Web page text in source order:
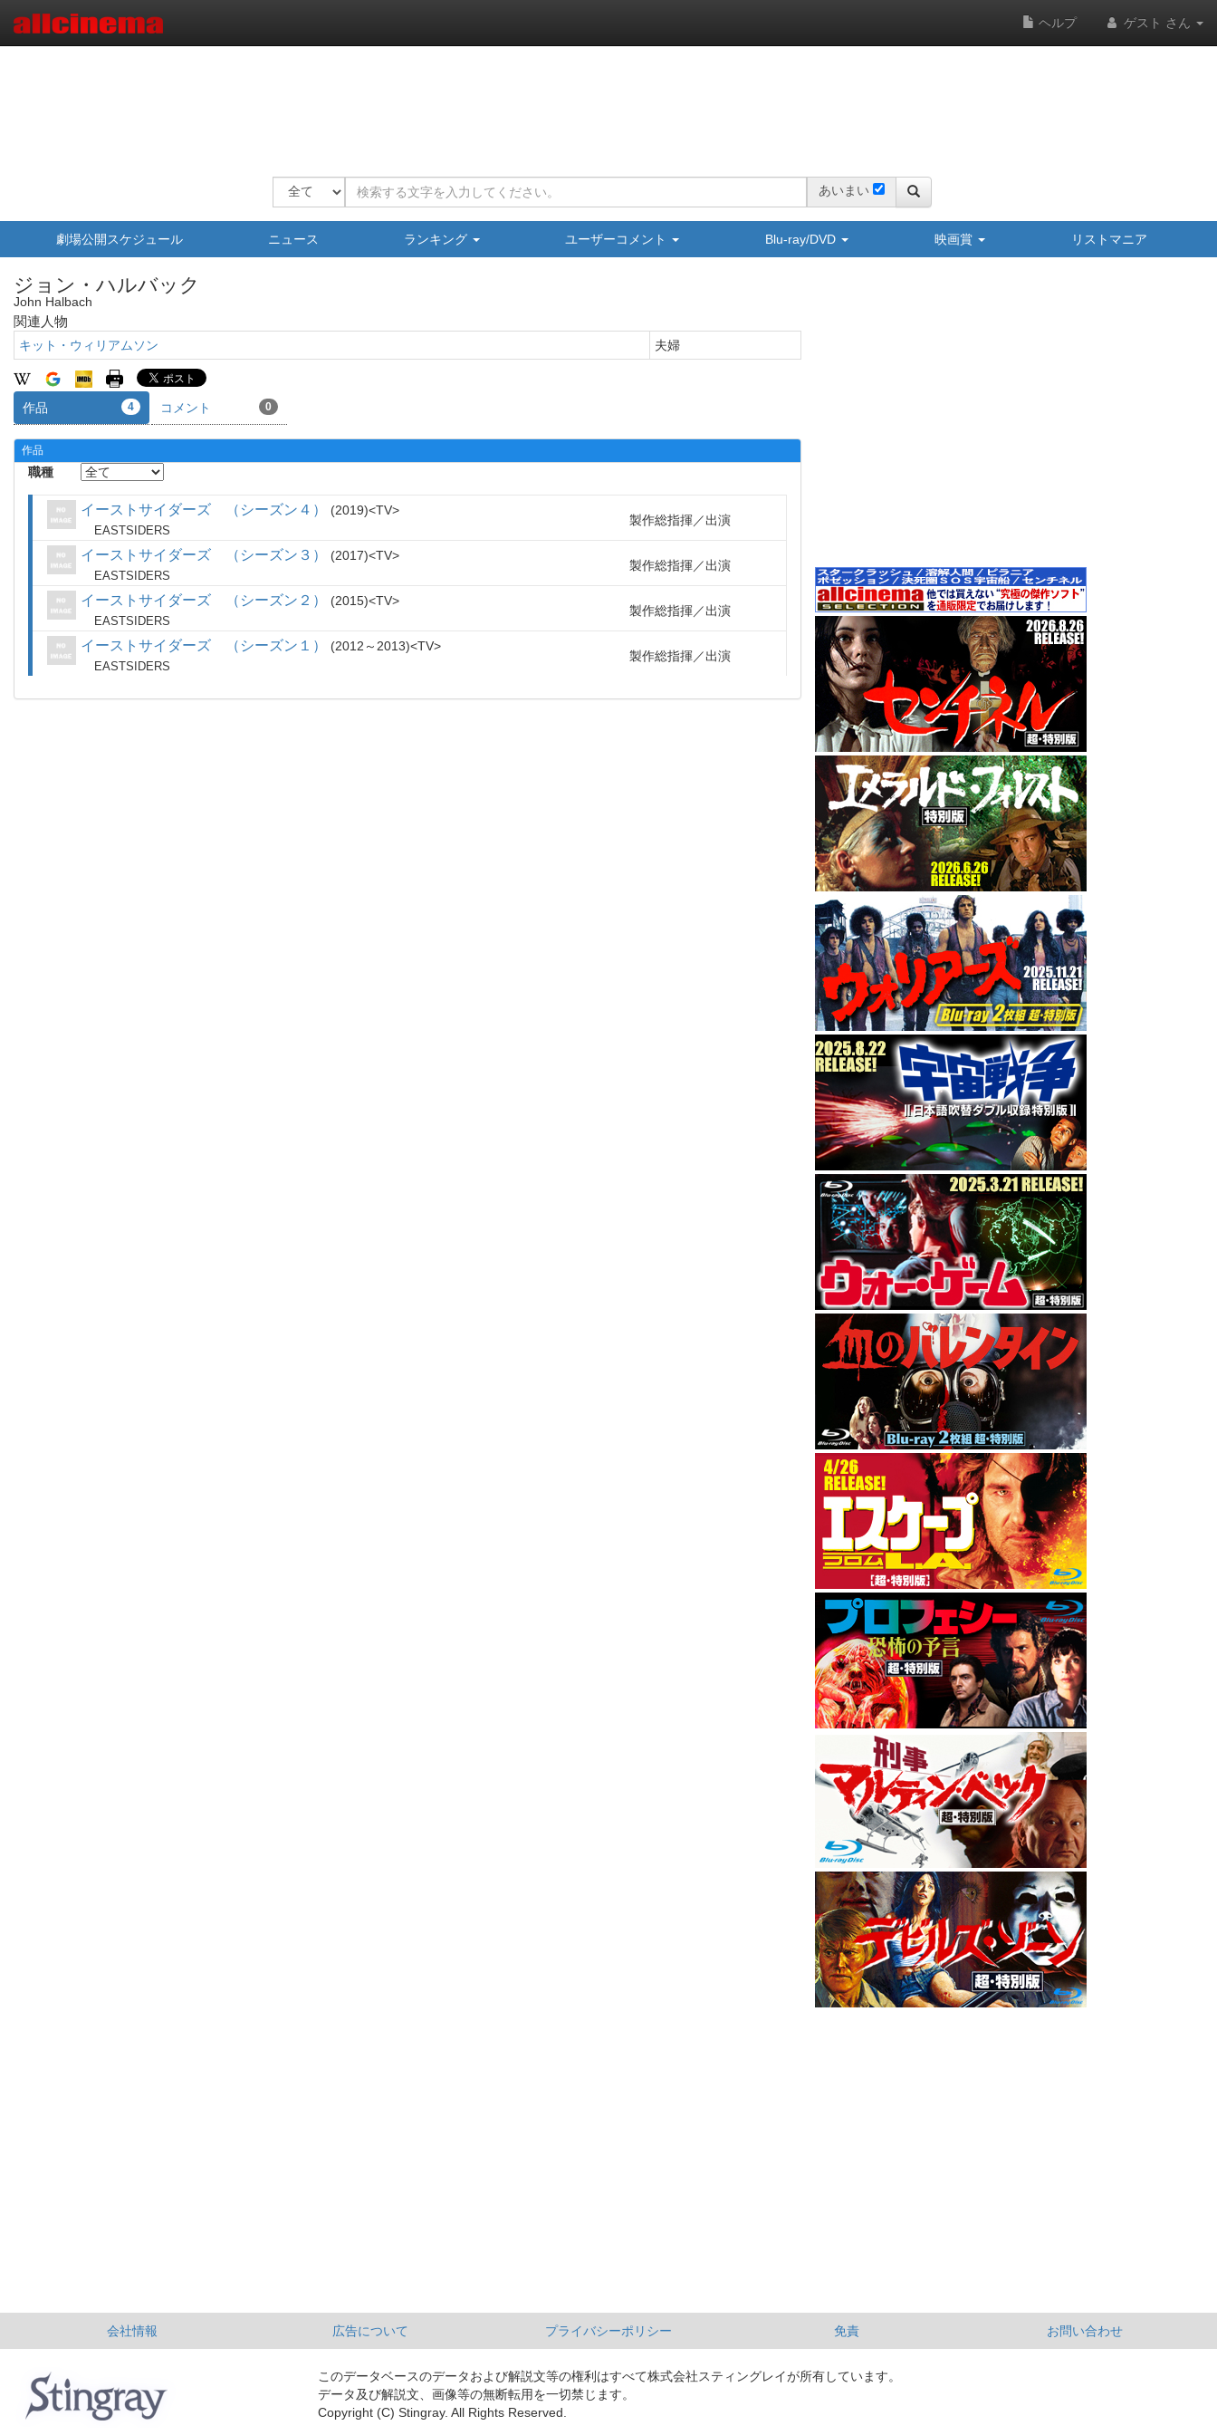
ヘルプ ゲスト さん
あいまい
劇場公開スケジュール ニュース ランキング ユーザーコメント Blu-ray/DVD 映画賞 リストマニア
ジョン・ハルバック
John Halbach
関連人物
キット・ウィリアムソン 夫婦
作品 4 コメント 0
作品
職種
イーストサイダーズ （シーズン４） 2019 TV
EASTSIDERS
製作総指揮 出演
イーストサイダーズ （シーズン３） 2017 TV
EASTSIDERS
製作総指揮 出演
イーストサイダーズ （シーズン２） 2015 TV
EASTSIDERS
製作総指揮 出演
イーストサイダーズ （シーズン１） 2012～2013 TV
EASTSIDERS
製作総指揮 出演
会社情報 広告について プライバシーポリシー 免責 お問い合わせ
このデータベースのデータおよび解説文等の権利はすべて株式会社スティングレイが所有しています。
データ及び解説文、画像等の無断転用を一切禁じます。
Copyright (C) Stingray. All Rights Reserved.